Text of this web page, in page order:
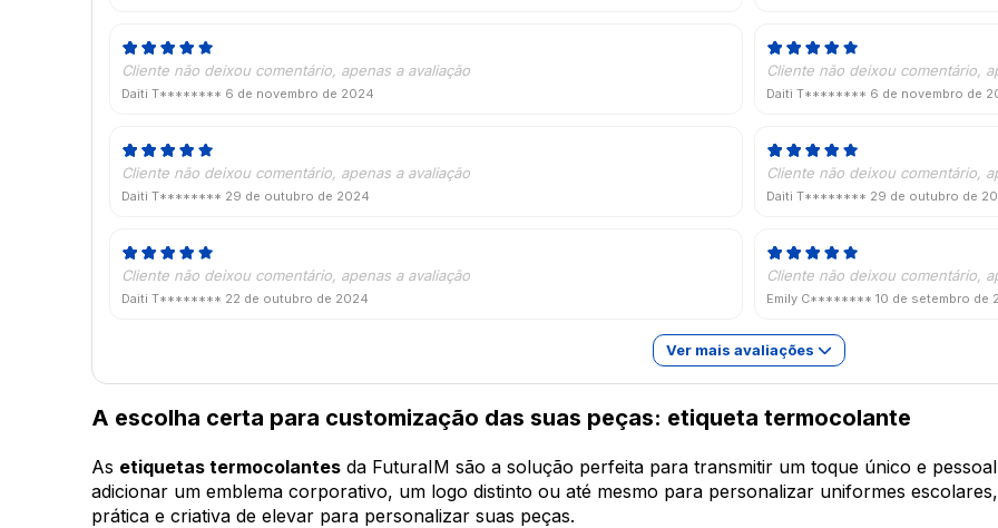
Cliente não deixou comentário, apenas a avaliação
Daiti T******** 6 de novembro de 2024
Cliente não deixou comentário,
Daiti T******** 6 de novembro de
Cliente não deixou comentário, apenas a avaliação
Daiti T******** 29 de outubro de 2024
Cliente não deixou comentário,
Daiti T******** 29 de outubro de
Cliente não deixou comentário, apenas a avaliação
Daiti T******** 22 de outubro de 2024
Cliente não deixou comentário,
Emily C******** 10 de setembro de
Ver mais avaliações
A escolha certa para customização das suas peças: etiqueta termocolante
As etiquetas termocolantes da FuturaIM são a solução perfeita para transmitir um toque único e
adicionar um emblema corporativo, um logo distinto ou até mesmo para personalizar uniformes
prática e criativa de elevar para personalizar suas peças.